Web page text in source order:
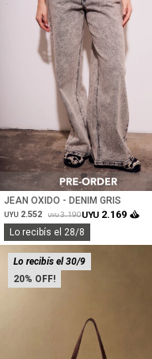
Talle
JEAN OXIDO - DENIM GRIS
UYU 2.552 UYU 3.190UYU 2.169
Lo recibís el 28/8
20
Lo recibís el 30/9